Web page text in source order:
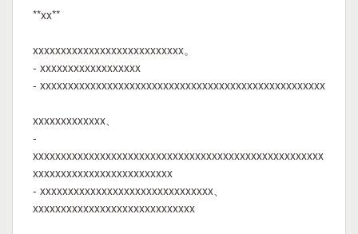
**xx**
xxxxxxxxxxxxxxxxxxxxxxxxxxx。
- xxxxxxxxxxxxxxxxxx
- xxxxxxxxxxxxxxxxxxxxxxxxxxxxxxxxxxxxxxxxxxxxxxxxxxx
xxxxxxxxxxxxx、
-
xxxxxxxxxxxxxxxxxxxxxxxxxxxxxxxxxxxxxxxxxxxxxxxxxxxx
xxxxxxxxxxxxxxxxxxxxxxxxx
- xxxxxxxxxxxxxxxxxxxxxxxxxxxxxxx、
xxxxxxxxxxxxxxxxxxxxxxxxxxxxx